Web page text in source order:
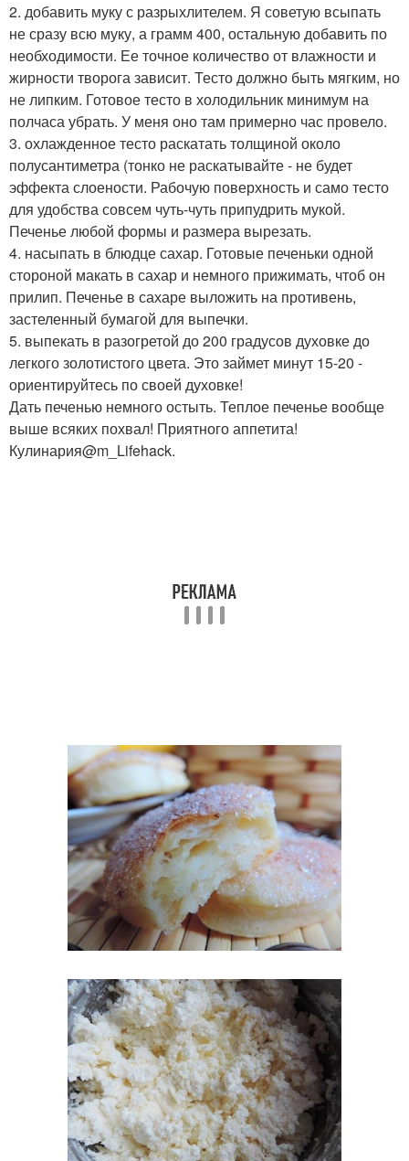
2. добавить муку с разрыхлителем. Я советую всыпать
не сразу всю муку, а грамм 400, остальную добавить по
необходимости. Ее точное количество от влажности и
жирности творога зависит. Тесто должно быть мягким, но
не липким. Готовое тесто в холодильник минимум на
полчаса убрать. У меня оно там примерно час провело.
3. охлажденное тесто раскатать толщиной около
полусантиметра (тонко не раскатывайте - не будет
эффекта слоености. Рабочую поверхность и само тесто
для удобства совсем чуть-чуть припудрить мукой.
Печенье любой формы и размера вырезать.
4. насыпать в блюдце сахар. Готовые печеньки одной
стороной макать в сахар и немного прижимать, чтоб он
прилип. Печенье в сахаре выложить на противень,
застеленный бумагой для выпечки.
5. выпекать в разогретой до 200 градусов духовке до
легкого золотистого цвета. Это займет минут 15-20 -
ориентируйтесь по своей духовке!
Дать печенью немного остыть. Теплое печенье вообще
выше всяких похвал! Приятного аппетита!
Кулинария@m_Lifehack.